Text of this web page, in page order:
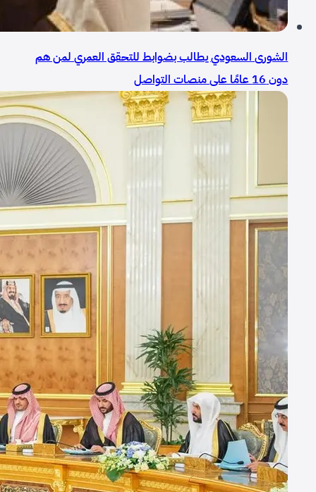
الشورى السعودي يطالب بضوابط للتحقق العمري لمن هم
دون 16 عامًا على منصات التواصل